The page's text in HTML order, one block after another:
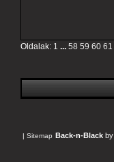
Oldalak: 1 ... 58 59 60 61
| Sitemap Back-n-Black by